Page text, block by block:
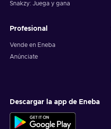
Snakzy: Juega y gana
Profesional
Vende en Eneba
Anúnciate
Descargar la app de Eneba